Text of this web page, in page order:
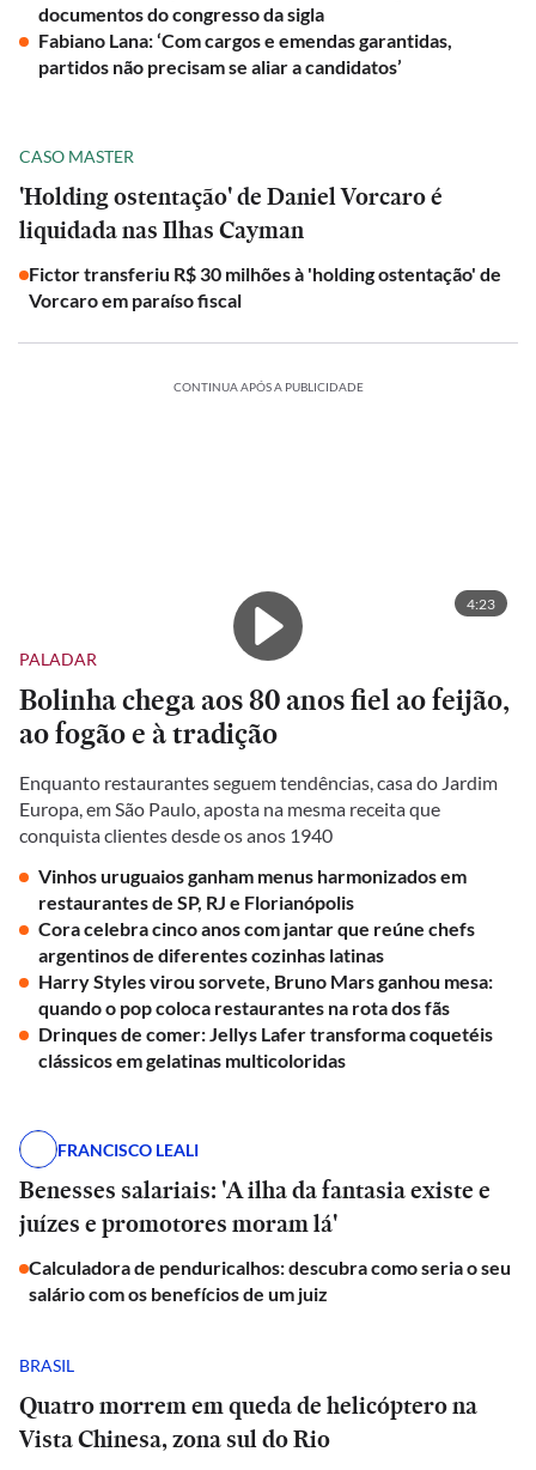
documentos do congresso da sigla
Fabiano Lana: ‘Com cargos e emendas garantidas,
partidos não precisam se aliar a candidatos’
CASO MASTER
'Holding ostentação' de Daniel Vorcaro é
liquidada nas Ilhas Cayman
Fictor transferiu R$ 30 milhões à 'holding ostentação' de
Vorcaro em paraíso fiscal
CONTINUA APÓS A PUBLICIDADE
4:23
PALADAR
Bolinha chega aos 80 anos fiel ao feijão,
ao fogão e à tradição
Enquanto restaurantes seguem tendências, casa do Jardim
Europa, em São Paulo, aposta na mesma receita que
conquista clientes desde os anos 1940
Vinhos uruguaios ganham menus harmonizados em
restaurantes de SP, RJ e Florianópolis
Cora celebra cinco anos com jantar que reúne chefs
argentinos de diferentes cozinhas latinas
Harry Styles virou sorvete, Bruno Mars ganhou mesa:
quando o pop coloca restaurantes na rota dos fãs
Drinques de comer: Jellys Lafer transforma coquetéis
clássicos em gelatinas multicoloridas
FRANCISCO LEALI
Benesses salariais: 'A ilha da fantasia existe e
juízes e promotores moram lá'
Calculadora de penduricalhos: descubra como seria o seu
salário com os benefícios de um juiz
BRASIL
Quatro morrem em queda de helicóptero na
Vista Chinesa, zona sul do Rio